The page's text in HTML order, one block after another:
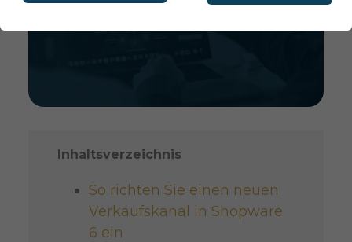
Inhaltsverzeichnis
So richten Sie einen neuen
Verkaufskanal in Shopware
6 ein